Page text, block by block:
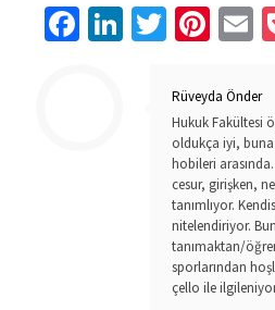
Facebook
LinkedIn
Twitter
Rüveyda Önder
Hukuk Fakültesi
oldukça iyi,
hobileri
cesur, girişken,
tanımlıyor.
nitelendiriyor.
tanımaktan/
sporlarından
çello ile